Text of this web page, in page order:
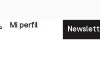
Mi perfil